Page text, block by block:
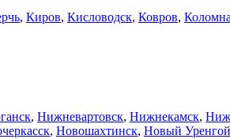
, Киров, Кисловодск, Ковров, Коломна
, Нижневартовск, Нижнекамск,
, Новошахтинск, Новый Уренгой